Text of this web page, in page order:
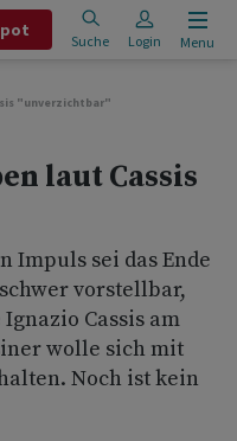
Suche Login Menu
"unverzichtbar"
laut Cassis
Impuls sei das Ende
vorstellbar,
Cassis am
wolle sich mit
Noch ist kein